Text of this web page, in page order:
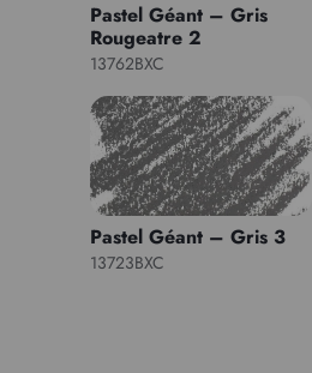
Pastel Géant – Gris
Rougeatre 2
13762BXC
Pastel Géant – Gris 3
13723BXC